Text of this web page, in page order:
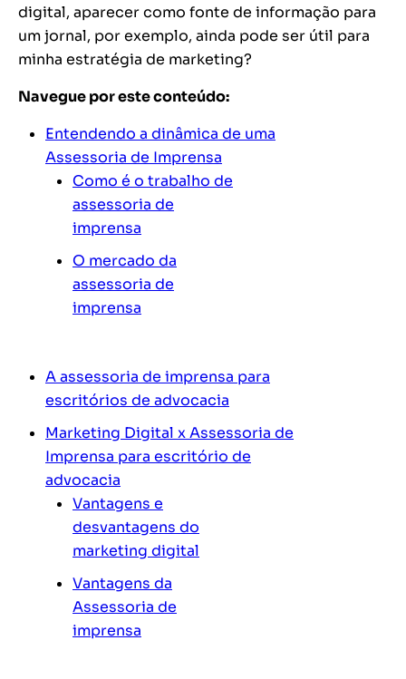
digital, aparecer como fonte de informação para
um jornal, por exemplo, ainda pode ser útil para
minha estratégia de marketing?
Navegue por este conteúdo:
Entendendo a dinâmica de uma
Assessoria de Imprensa
Como é o trabalho de
assessoria de
imprensa
O mercado da
assessoria de
imprensa
A assessoria de imprensa para
escritórios de advocacia
Marketing Digital x Assessoria de
Imprensa para escritório de
advocacia
Vantagens e
desvantagens do
marketing digital
Vantagens da
Assessoria de
imprensa